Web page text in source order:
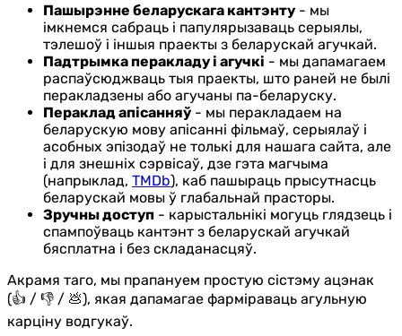
Пашырэнне беларускага кантэнту - мы
імкнемся сабраць і папулярызаваць серыялы,
тэлешоў і іншыя праекты з беларускай агучкай.
Падтрымка перакладу і агучкі - мы дапамагаем
распаўсюджваць тыя праекты, што раней не былі
перакладзены або агучаны па-беларуску.
Пераклад апісанняў - мы перакладаем на
беларускую мову апісанні фільмаў, серыялаў і
асобных эпізодаў не толькі для нашага сайта, але
і для знешніх сэрвісаў, дзе гэта магчыма
(напрыклад, TMDb), каб пашыраць прысутнасць
беларускай мовы ў глабальнай прасторы.
Зручны доступ - карыстальнікі могуць глядзець і
спампоўваць кантэнт з беларускай агучкай
бясплатна і без складанасцяў.
Акрамя таго, мы прапануем простую сістэму ацэнак
(👍 / 👎 / 💩), якая дапамагае фарміраваць агульную
карціну водгукаў.